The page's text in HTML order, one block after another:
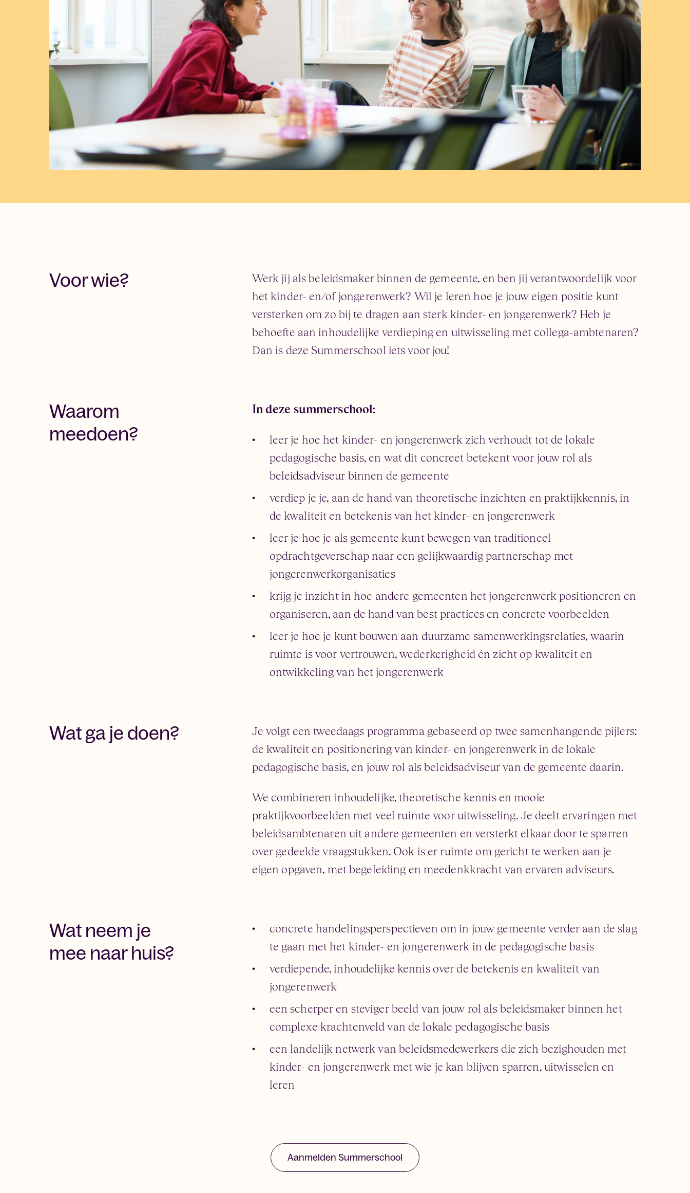
Voor wie?
Werk jij als beleidsmaker binnen de gemeente, en ben jij verantwoordelijk voor
het kinder- en/of jongerenwerk? Wil je leren hoe je jouw eigen positie kunt
versterken om zo bij te dragen aan sterk kinder- en jongerenwerk? Heb je
behoefte aan inhoudelijke verdieping en uitwisseling met collega-ambtenaren?
Dan is deze Summerschool iets voor jou!
Waarom
meedoen?
In deze summerschool:
leer je hoe het kinder- en jongerenwerk zich verhoudt tot de lokale
pedagogische basis, en wat dit concreet betekent voor jouw rol als
beleidsadviseur binnen de gemeente
verdiep je je, aan de hand van theoretische inzichten en praktijkkennis, in
de kwaliteit en betekenis van het kinder- en jongerenwerk
leer je hoe je als gemeente kunt bewegen van traditioneel
opdrachtgeverschap naar een gelijkwaardig partnerschap met
jongerenwerkorganisaties
krijg je inzicht in hoe andere gemeenten het jongerenwerk positioneren en
organiseren, aan de hand van best practices en concrete voorbeelden
leer je hoe je kunt bouwen aan duurzame samenwerkingsrelaties, waarin
ruimte is voor vertrouwen, wederkerigheid én zicht op kwaliteit en
ontwikkeling van het jongerenwerk
Wat ga je doen?
Je volgt een tweedaags programma gebaseerd op twee samenhangende pijlers:
de kwaliteit en positionering van kinder- en jongerenwerk in de lokale
pedagogische basis, en jouw rol als beleidsadviseur van de gemeente daarin.
We combineren inhoudelijke, theoretische kennis en mooie
praktijkvoorbeelden met veel ruimte voor uitwisseling. Je deelt ervaringen met
beleidsambtenaren uit andere gemeenten en versterkt elkaar door te sparren
over gedeelde vraagstukken. Ook is er ruimte om gericht te werken aan je
eigen opgaven, met begeleiding en meedenkkracht van ervaren adviseurs.
Wat neem je
mee naar huis?
concrete handelingsperspectieven om in jouw gemeente verder aan de slag
te gaan met het kinder- en jongerenwerk in de pedagogische basis
verdiepende, inhoudelijke kennis over de betekenis en kwaliteit van
jongerenwerk
een scherper en steviger beeld van jouw rol als beleidsmaker binnen het
complexe krachtenveld van de lokale pedagogische basis
een landelijk netwerk van beleidsmedewerkers die zich bezighouden met
kinder- en jongerenwerk met wie je kan blijven sparren, uitwisselen en
leren
Aanmelden Summerschool